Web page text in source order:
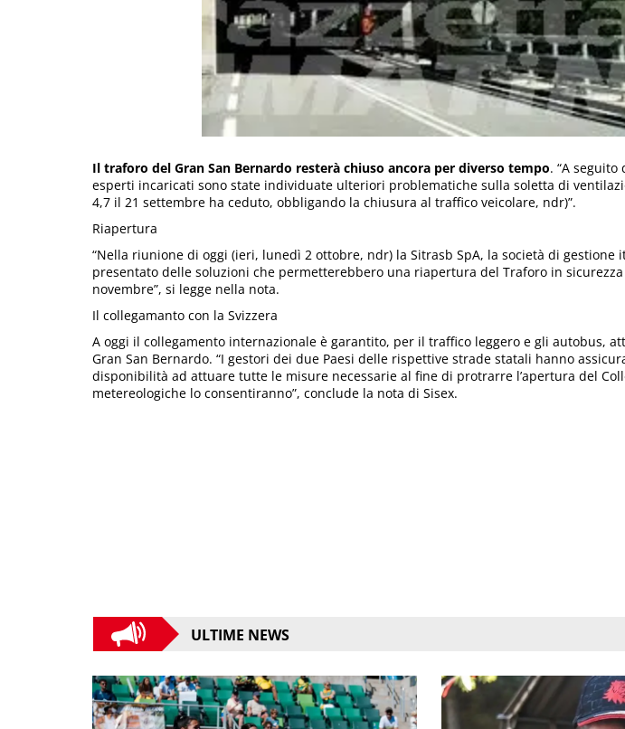
Il traforo del Gran San Bernardo resterà chiuso ancora per diverso tempo. “A
esperti incaricati sono state individuate ulteriori problematiche sulla soletta di
4,7 il 21 settembre ha ceduto, obbligando la chiusura al traffico veicolare, ndr)”.
Riapertura
“Nella riunione di oggi (ieri, lunedì 2 ottobre, ndr) la Sitrasb SpA, la società di gestione
presentato delle soluzioni che permetterebbero una riapertura del Traforo in
novembre”, si legge nella nota.
Il collegamanto con la Svizzera
A oggi il collegamento internazionale è garantito, per il traffico leggero e gli autobus,
Gran San Bernardo. “I gestori dei due Paesi delle rispettive strade statali hanno
disponibilità ad attuare tutte le misure necessarie al fine di protrarre l’apertura del
metereologiche lo consentiranno”, conclude la nota di Sisex.
ULTIME NEWS